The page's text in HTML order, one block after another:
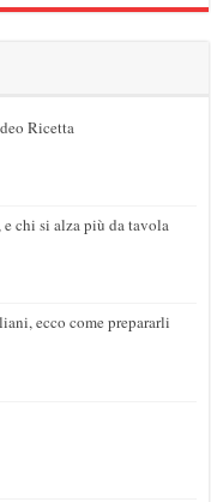
Ricetta
chi si alza più da tavola
ecco come prepararli